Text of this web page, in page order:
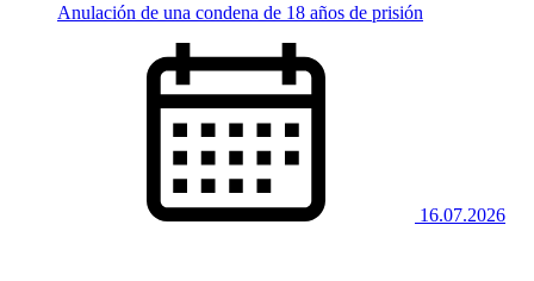
Anulación de una condena de 18 años de prisión
16.07.2026